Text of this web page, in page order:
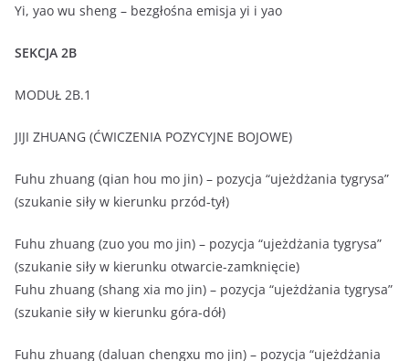
Yi, yao wu sheng – bezgłośna emisja yi i yao
SEKCJA 2B
MODUŁ 2B.1
JIJI ZHUANG (ĆWICZENIA POZYCYJNE BOJOWE)
Fuhu zhuang (qian hou mo jin) – pozycja “ujeżdżania tygrysa”
(szukanie siły w kierunku przód-tył)
Fuhu zhuang (zuo you mo jin) – pozycja “ujeżdżania tygrysa”
(szukanie siły w kierunku otwarcie-zamknięcie)
Fuhu zhuang (shang xia mo jin) – pozycja “ujeżdżania tygrysa”
(szukanie siły w kierunku góra-dół)
Fuhu zhuang (daluan chengxu mo jin) – pozycja “ujeżdżania